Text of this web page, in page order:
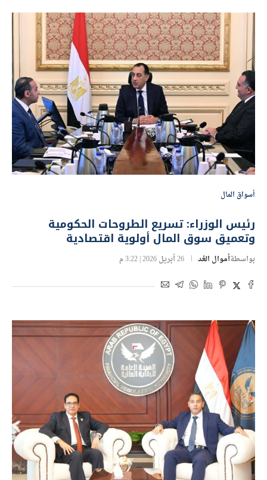
أسواق المال
رئيس الوزراء: تسريع الطروحات الحكومية
وتعميق سوق المال أولوية اقتصادية
بواسطةأموال الغد 26 أبريل 2026 | 3:22 م